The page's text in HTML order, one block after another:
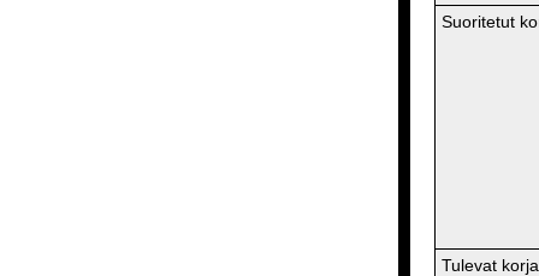
Suoritetut
Tulevat